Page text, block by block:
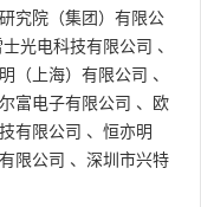
究院（集团）有限公
士光电科技有限公司 、
（上海）有限公司 、
富电子有限公司 、
欧
有限公司 、 恒亦明
限公司 、 深圳市兴特